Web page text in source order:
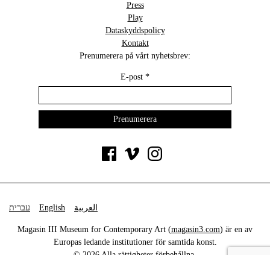
Press
Play
Dataskyddspolicy
Kontakt
Prenumerera på vårt nyhetsbrev:
E-post *
עברית English العربية
Magasin III Museum for Contemporary Art (magasin3.com) är en av
Europas ledande institutioner för samtida konst.